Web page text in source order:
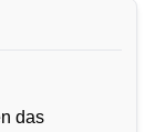
das